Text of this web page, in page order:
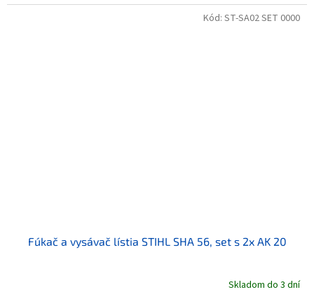
Fúkač a vysávač lístia STIHL SHA 56, set s 2x AK 20
Skladom do 3 dní
Kód: ST-SA02 SET 0000